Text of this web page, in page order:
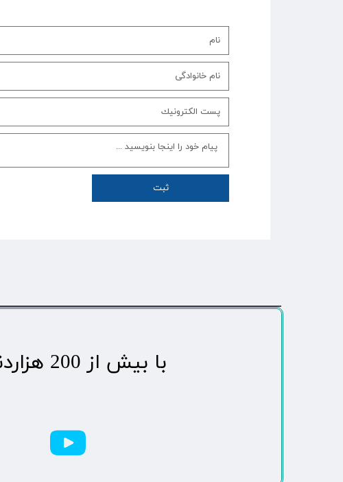
ثبت
​با بیش از 200 هزاردنبال کننده محبوب ترین رسانه مردمی شهر مهاباد​​​​​​​​​​​​​​